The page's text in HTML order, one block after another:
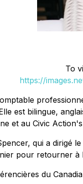
To
https://
est bilingue,
et au Civic
qui a dirigé
pour retourner
du